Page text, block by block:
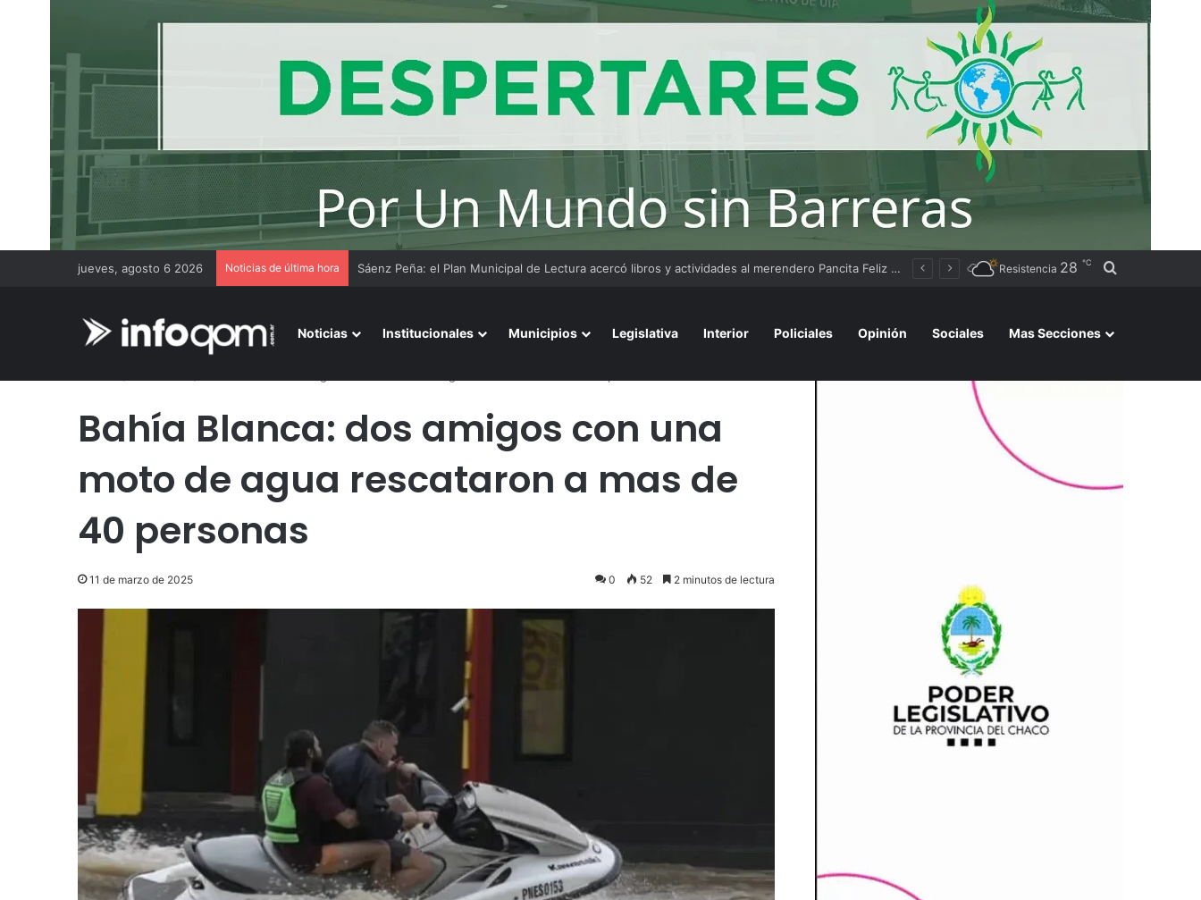
jueves, agosto 6 2026 Noticias de última hora Un municipio aprobó el “DNI” para perros y gatos: habrá multas para quienes no los registren Resistencia 28 ℃ Buscar por
Noticias Institucionales Municipios Legislativa Interior Policiales Opinión Sociales Mas Secciones
Bahía Blanca: dos amigos con una
moto de agua rescataron a mas de
40 personas
11 de marzo de 2025 0 52 2 minutos de lectura